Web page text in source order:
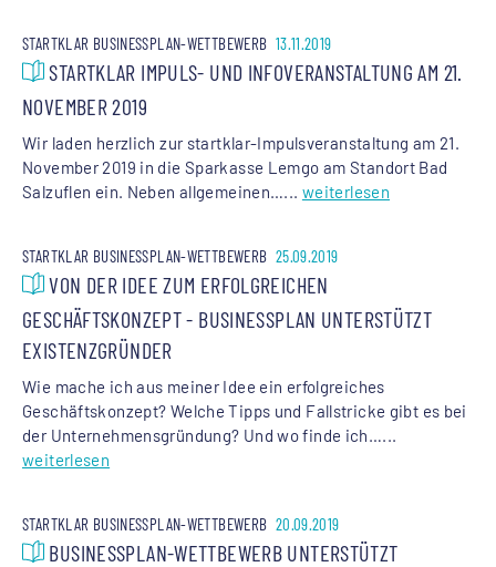
STARTKLAR BUSINESSPLAN-WETTBEWERB 13.11.2019
STARTKLAR IMPULS- UND INFOVERANSTALTUNG AM 21.
NOVEMBER 2019
Wir laden herzlich zur startklar-Impulsveranstaltung am 21.
November 2019 in die Sparkasse Lemgo am Standort Bad
Salzuflen ein. Neben allgemeinen…... weiterlesen
STARTKLAR BUSINESSPLAN-WETTBEWERB 25.09.2019
VON DER IDEE ZUM ERFOLGREICHEN
GESCHÄFTSKONZEPT - BUSINESSPLAN UNTERSTÜTZT
EXISTENZGRÜNDER
Wie mache ich aus meiner Idee ein erfolgreiches
Geschäftskonzept? Welche Tipps und Fallstricke gibt es bei
der Unternehmensgründung? Und wo finde ich…...
weiterlesen
STARTKLAR BUSINESSPLAN-WETTBEWERB 20.09.2019
BUSINESSPLAN-WETTBEWERB UNTERSTÜTZT